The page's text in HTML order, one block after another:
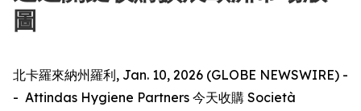
圖
北卡羅來納州羅利, Jan. 10, 2026 (GLOBE NEWSWIRE) -
- Attindas Hygiene Partners 今天收購 Società